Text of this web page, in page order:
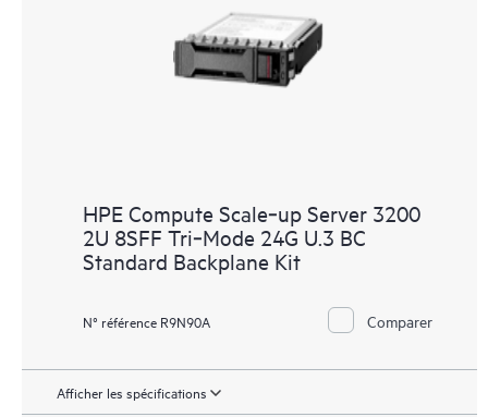
HPE Compute Scale‑up Server 3200
2U 8SFF Tri‑Mode 24G U.3 BC
Standard Backplane Kit
N° référence R9N90A Comparer
Afficher les spécifications